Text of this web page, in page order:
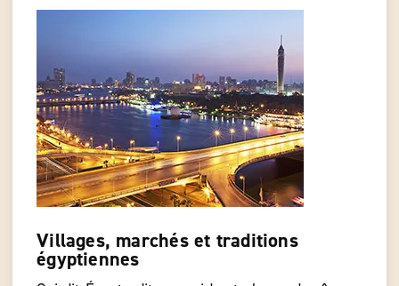
Villages, marchés et traditions
égyptiennes